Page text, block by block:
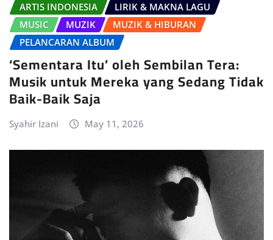
ARTIS INDONESIA
LIRIK & MAKNA LAGU
MUSIC
MUZIK
MUZIK & HIBURAN
PELANCARAN ALBUM
‘Sementara Itu’ oleh Sembilan Tera:
Musik untuk Mereka yang Sedang Tidak
Baik-Baik Saja
Syahir Izani May 11, 2026